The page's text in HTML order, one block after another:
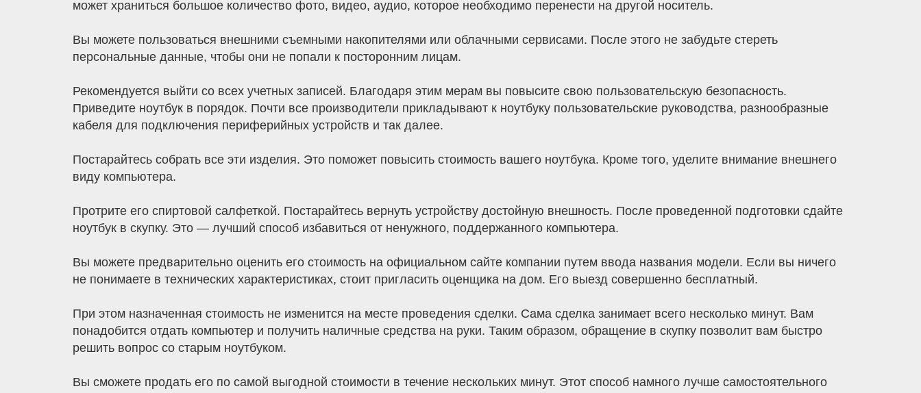
может храниться большое количество фото, видео, аудио, которое необходимо перенести на другой носитель.
Вы можете пользоваться внешними съемными накопителями или облачными сервисами. После этого не забудьте стереть
персональные данные, чтобы они не попали к посторонним лицам.
Рекомендуется выйти со всех учетных записей. Благодаря этим мерам вы повысите свою пользовательскую безопасность.
Приведите ноутбук в порядок. Почти все производители прикладывают к ноутбуку пользовательские руководства, разнообразные
кабеля для подключения периферийных устройств и так далее.
Постарайтесь собрать все эти изделия. Это поможет повысить стоимость вашего ноутбука. Кроме того, уделите внимание внешнего
виду компьютера.
Протрите его спиртовой салфеткой. Постарайтесь вернуть устройству достойную внешность. После проведенной подготовки сдайте
ноутбук в скупку. Это — лучший способ избавиться от ненужного, поддержанного компьютера.
Вы можете предварительно оценить его стоимость на официальном сайте компании путем ввода названия модели. Если вы ничего
не понимаете в технических характеристиках, стоит пригласить оценщика на дом. Его выезд совершенно бесплатный.
При этом назначенная стоимость не изменится на месте проведения сделки. Сама сделка занимает всего несколько минут. Вам
понадобится отдать компьютер и получить наличные средства на руки. Таким образом, обращение в скупку позволит вам быстро
решить вопрос со старым ноутбуком.
Вы сможете продать его по самой выгодной стоимости в течение нескольких минут. Этот способ намного лучше самостоятельного